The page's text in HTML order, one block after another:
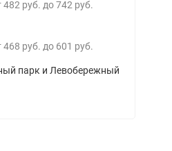
482 руб. до 742 руб.
468 руб. до 601 руб.
парк и Левобережный